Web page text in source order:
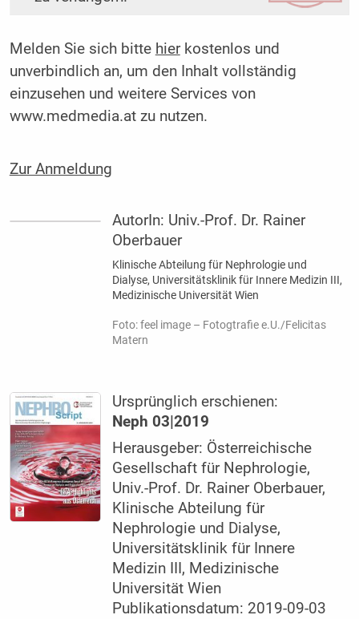
Melden Sie sich bitte hierkostenlos und
unverbindlich an, um den Inhalt vollständig
einzusehen und weitere Services von
www.medmedia.at zu nutzen.
Zur Anmeldung
AutorIn: Univ.-Prof. Dr. Rainer
Oberbauer
Klinische Abteilung für Nephrologie und
Dialyse, Universitätsklinik für Innere Medizin III,
Medizinische Universität Wien
Foto: feel image – Fotogtrafie e.U./Felicitas
Matern
Ursprünglich erschienen:
Neph 03|2019
Herausgeber: Österreichische
Gesellschaft für Nephrologie,
Univ.-Prof. Dr. Rainer Oberbauer,
Klinische Abteilung für
Nephrologie und Dialyse,
Universitätsklinik für Innere
Medizin III, Medizinische
Universität Wien
Publikationsdatum: 2019-09-03